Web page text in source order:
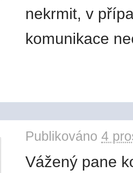
nekrmit, v
komunikace
Publikováno 4
Vážený pane